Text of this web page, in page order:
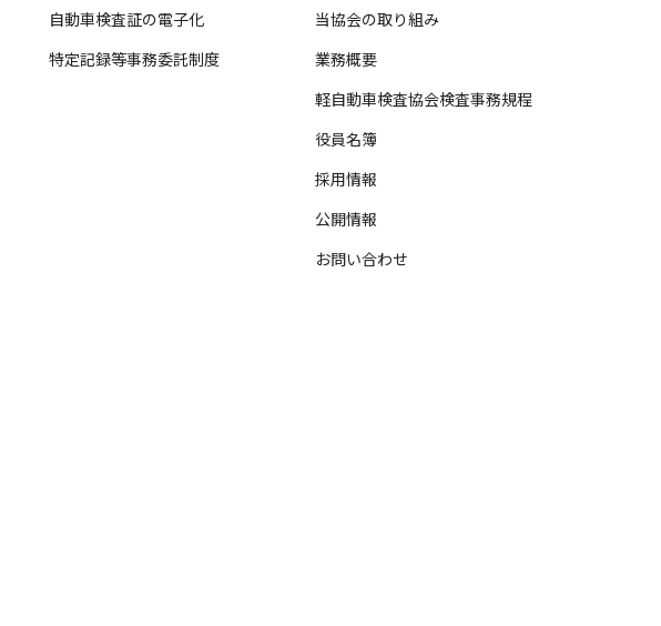
自動車検査証の電子化
特定記録等事務委託制度
当協会の取り組み
業務概要
軽自動車検査協会検査事務規程
役員名簿
採用情報
公開情報
お問い合わせ